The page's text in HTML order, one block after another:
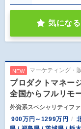
気になる
NEW マーケティング・
プロダクトマネー
全国からフルリモ
外資系スペシャリティフ
900万円～1299万円